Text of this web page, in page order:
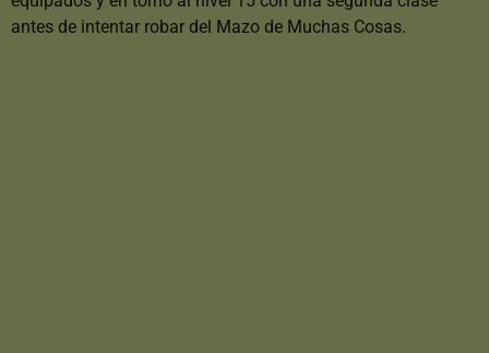
antes de intentar robar del Mazo de Muchas Cosas.